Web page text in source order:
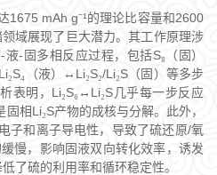
1675 mAh g⁻¹的理论比容量和2600
域展现了巨大潜力。其工作原理涉
-液- 固多相反应过程，包括S₈ （固）
Li₂S₄ （液） ↔ Li₂S₂/Li₂S （固）等多步
表明， Li₂S₆↔ Li₂S几乎每一步反应
固相Li₂S产物的成核与分解。此外，
子和离子导电性，导致了硫还原/氧
慢，影响固液双向转化效率，诱发
了硫的利用率和循环稳定性。